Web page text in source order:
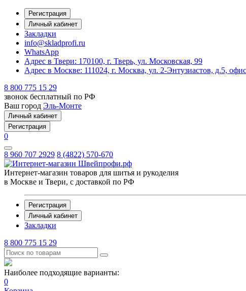
Регистрация
Личный кабинет
Закладки
info@skladprofi.ru
WhatsApp
Адрес в Твери: 170100, г. Тверь, ул. Московская, 99
Адрес в Москве: 111024, г. Москва, ул. 2-Энтузиастов, д.5,
8 800 775 15 29
звонок бесплатный по РФ
Ваш город Эль-Монте
Личный кабинет
Регистрация
0
8 960 707 2929 8 (4822) 570-670
Интернет-магазин товаров для шитья и рукоделия
в Москве и Твери, с доставкой по РФ
Регистрация
Личный кабинет
Закладки
8 800 775 15 29
Наиболее подходящие варианты:
0